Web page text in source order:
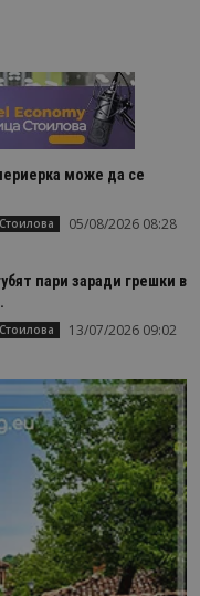
може да се
05/08/2026 08:28
пари заради грешки в
13/07/2026 09:02